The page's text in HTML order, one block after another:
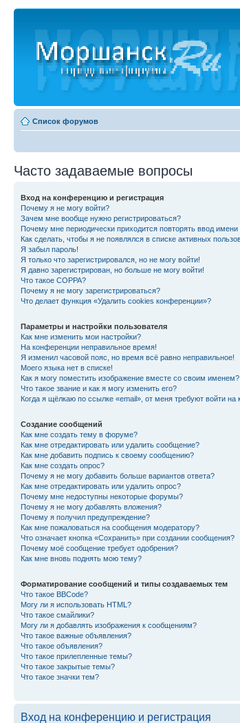
Список форумов
Часто задаваемые вопросы
Вход на конференцию и регистрация
Почему я не могу войти?
Зачем мне вообще нужно регистрироваться?
Почему мне периодически приходится повторять ввод имени
Как сделать, чтобы я не появлялся в списке активных
Я забыл пароль!
Я только что зарегистрировался, но не могу войти!
Я давно зарегистрирован, но больше не могу войти!
Что такое COPPA?
Почему я не могу зарегистрироваться?
Что делает функция «Удалить cookies конференции»?
Параметры и настройки пользователя
Как мне изменить мои настройки?
На конференции неправильное время!
Я изменил часовой пояс, но время всё равно неправильное!
Моего языка нет в списке!
Как я могу поместить изображение вместе со своим именем?
Что такое звание и как я могу изменить его?
Когда я щёлкаю по ссылке «email», от меня требуют войти на
Создание сообщений
Как мне создать тему в форуме?
Как мне отредактировать или удалить сообщение?
Как мне добавить подпись к своему сообщению?
Как мне создать опрос?
Почему я не могу добавить больше вариантов ответа?
Как мне отредактировать или удалить опрос?
Почему мне недоступны некоторые форумы?
Почему я не могу добавлять вложения?
Почему я получил предупреждение?
Как мне пожаловаться на сообщения модератору?
Что означает кнопка «Сохранить» при создании сообщения?
Почему моё сообщение требует одобрения?
Как мне вновь поднять мою тему?
Форматирование сообщений и типы создаваемых тем
Что такое BBCode?
Могу ли я использовать HTML?
Что такое смайлики?
Могу ли я добавлять изображения к сообщениям?
Что такое важные объявления?
Что такое объявления?
Что такое прилепленные темы?
Что такое закрытые темы?
Что такое значки тем?
Вход на конференцию и регистрация